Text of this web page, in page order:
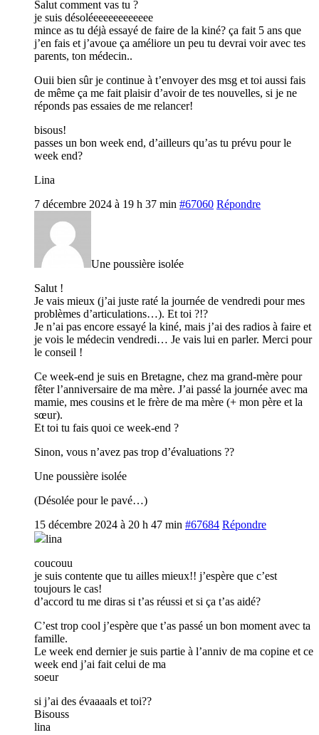
Salut comment vas tu ?
je suis désoléeeeeeeeeeeee
mince as tu déjà essayé de faire de la kiné? ça fait 5 ans que
j’en fais et j’avoue ça améliore un peu tu devrai voir avec tes
parents, ton médecin..
Ouii bien sûr je continue à t’envoyer des msg et toi aussi fais
de même ça me fait plaisir d’avoir de tes nouvelles, si je ne
réponds pas essaies de me relancer!
bisous!
passes un bon week end, d’ailleurs qu’as tu prévu pour le
week end?
Lina
7 décembre 2024 à 19 h 37 min #67060 Répondre
Une poussière isolée
Salut !
Je vais mieux (j’ai juste raté la journée de vendredi pour mes
problèmes d’articulations…). Et toi ?!?
Je n’ai pas encore essayé la kiné, mais j’ai des radios à faire et
je vois le médecin vendredi… Je vais lui en parler. Merci pour
le conseil !
Ce week-end je suis en Bretagne, chez ma grand-mère pour
fêter l’anniversaire de ma mère. J’ai passé la journée avec ma
mamie, mes cousins et le frère de ma mère (+ mon père et la
sœur).
Et toi tu fais quoi ce week-end ?
Sinon, vous n’avez pas trop d’évaluations ??
Une poussière isolée
(Désolée pour le pavé…)
15 décembre 2024 à 20 h 47 min #67684 Répondre
lina
coucouu
je suis contente que tu ailles mieux!! j’espère que c’est
toujours le cas!
d’accord tu me diras si t’as réussi et si ça t’as aidé?
C’est trop cool j’espère que t’as passé un bon moment avec ta
famille.
Le week end dernier je suis partie à l’anniv de ma copine et ce
week end j’ai fait celui de ma
soeur
si j’ai des évaaaals et toi??
Bisouss
lina